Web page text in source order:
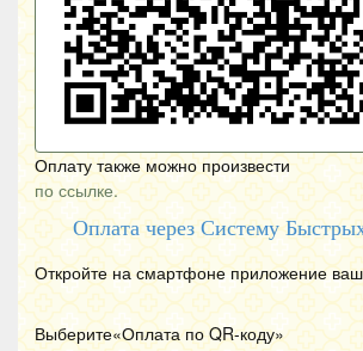
Оплату также можно произвести
по ссылке.
Оплата через Систему
Откройте на смартфоне приложение
Выберите«Оплата по QR-коду»